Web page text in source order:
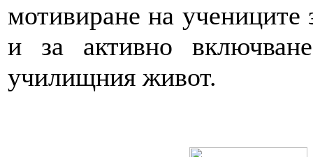
мотивиране на учениците
и за активно
училищния живот.